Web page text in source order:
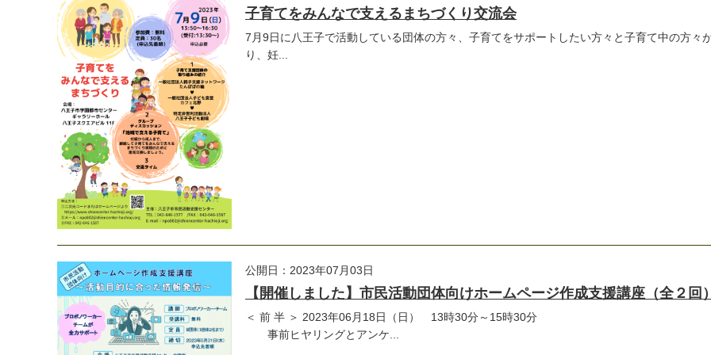
子育てをみんなで支えるまちづくり交流会
7月9日に八王子で活動している団体の方々、子育てをサポートしたい方々と子育て中の方々
り、妊...
公開日：2023年07月03日
【開催しました】市民活動団体向けホームページ作成支援講座（全２回）
＜ 前 半 ＞ 2023年06月18日（日） 13時30分～15時30分
事前ヒヤリングとアンケ...